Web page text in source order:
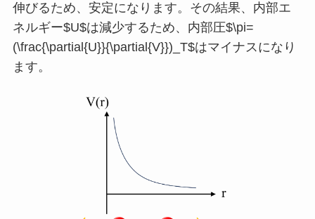
伸びるため、安定になります。その結果、内部エ
ネルギー$U$は減少するため、内部圧$\pi=
(\frac{\partial{U}}{\partial{V}})_T$はマイナスになり
ます。